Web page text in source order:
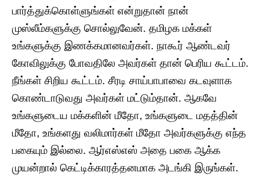
பார்த்துக்கொள்ளுங்கள் என்றுதான் நான்
முஸ்லீம்களுக்கு சொல்லுவேன். தமிழக மக்கள்
உங்களுக்கு இணக்கமானவர்கள். நாகூர் ஆண்டவர்
கோவிலுக்கு போவதிலே அவர்கள் தான் பெரிய கூட்டம்.
நீங்கள் சிறிய கூட்டம். சீரடி சாய்பாபாவை கடவுளாக
கொண்டாடுவது அவர்கள் மட்டும்தான். ஆகவே
உங்களுடைய மக்களின் மீதோ, உங்களுடை மதத்தின்
மீதோ, உங்களது வலிமார்கள் மீதோ அவர்களுக்கு எந்த
பகையும் இல்லை. ஆர்எஸ்எஸ் அதை பகை ஆக்க
முயன்றால் கெட்டிக்காரத்தனமாக அடங்கி இருங்கள்.